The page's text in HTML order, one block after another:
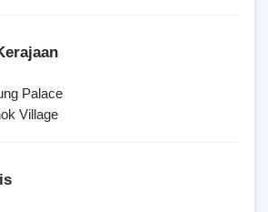
Palace
Village